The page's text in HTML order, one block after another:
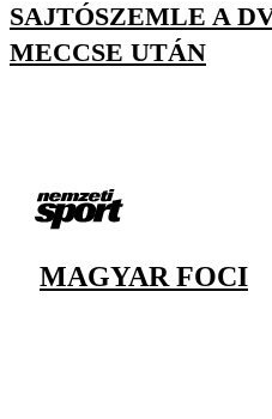
SAJTÓSZEMLE A
MECCSE UTÁN
MAGYAR FOCI